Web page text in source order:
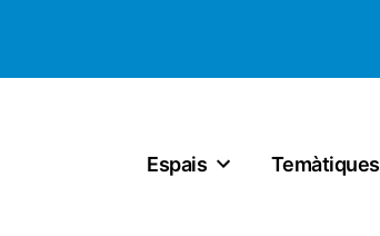
Espais Temàtiques